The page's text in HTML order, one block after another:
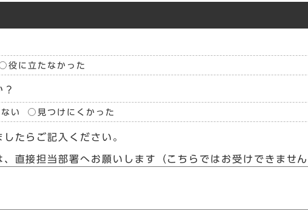
役に立たなかった
い 見つけにくかった
たらご記入ください。
、直接担当部署へお願いします（こちらではお受けできませ